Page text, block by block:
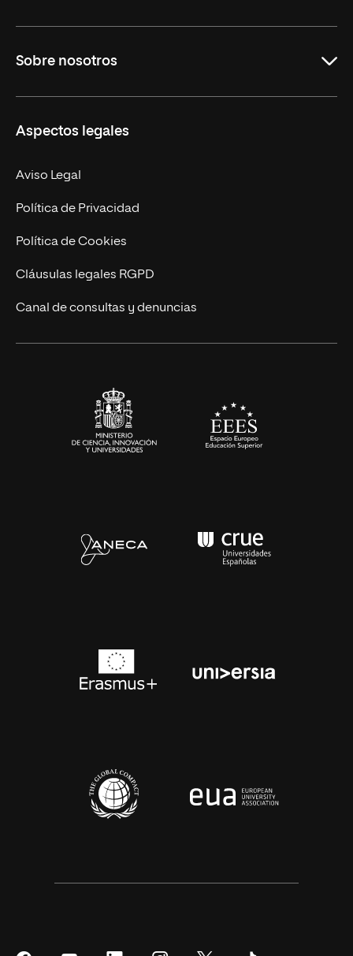
Másteres Oficiales
Doctorados
Experto Universitario
Postgrados
Cursos Universitarios
Sobre nosotros
Facultades
Nuestro Equipo
Trabaja en UNIR
Actualidad
UNIR Revista
Eventos
Aspectos legales
Aviso Legal
Política de Privacidad
Política de Cookies
Cláusulas legales RGPD
Canal de consultas y denuncias